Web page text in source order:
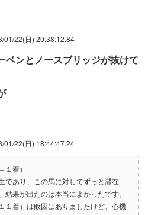
01/22(日) 20:38:12.84
ベンとノースブリッジが抜けて
01/22(日) 18:44:47.24
着）
であり、この馬に対してずっと滞在
結果が出たのは本当によかったです。
１着）は敗因はありましたけど、心機